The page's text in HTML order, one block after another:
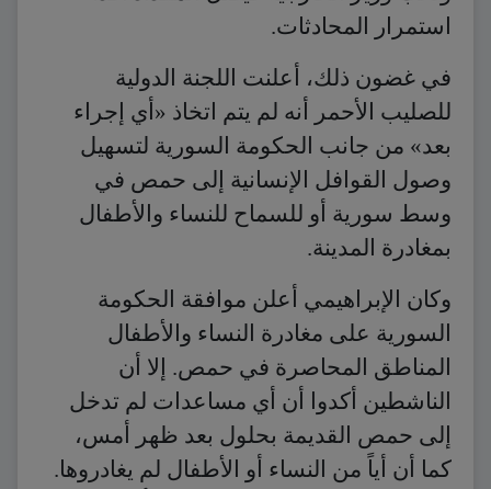
استمرار المحادثات.
في غضون ذلك، أعلنت اللجنة الدولية
للصليب الأحمر أنه لم يتم اتخاذ «أي إجراء
بعد» من جانب الحكومة السورية لتسهيل
وصول القوافل الإنسانية إلى حمص في
وسط سورية أو للسماح للنساء والأطفال
بمغادرة المدينة.
وكان الإبراهيمي أعلن موافقة الحكومة
السورية على مغادرة النساء والأطفال
المناطق المحاصرة في حمص. إلا أن
الناشطين أكدوا أن أي مساعدات لم تدخل
إلى حمص القديمة بحلول بعد ظهر أمس،
كما أن أياً من النساء أو الأطفال لم يغادروها.